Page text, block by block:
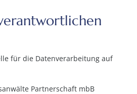
für die Datenverarbeitung auf
Partnerschaft mbB